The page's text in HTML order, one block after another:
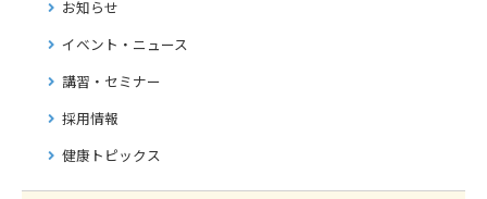
お知らせ
イベント・ニュース
講習・セミナー
採用情報
健康トピックス